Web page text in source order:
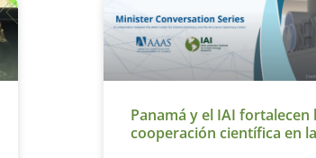
Panamá y el IAI fortalecen
cooperación científica en